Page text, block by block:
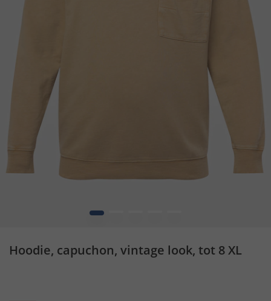
1
Hoodie, capuchon, vintage look, tot 8 XL